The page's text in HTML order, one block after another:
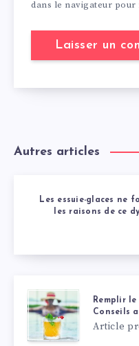
dans le navigateur
Autres articles
Les essuie-glaces ne
les raisons de ce
Remplir
Conseils
Article